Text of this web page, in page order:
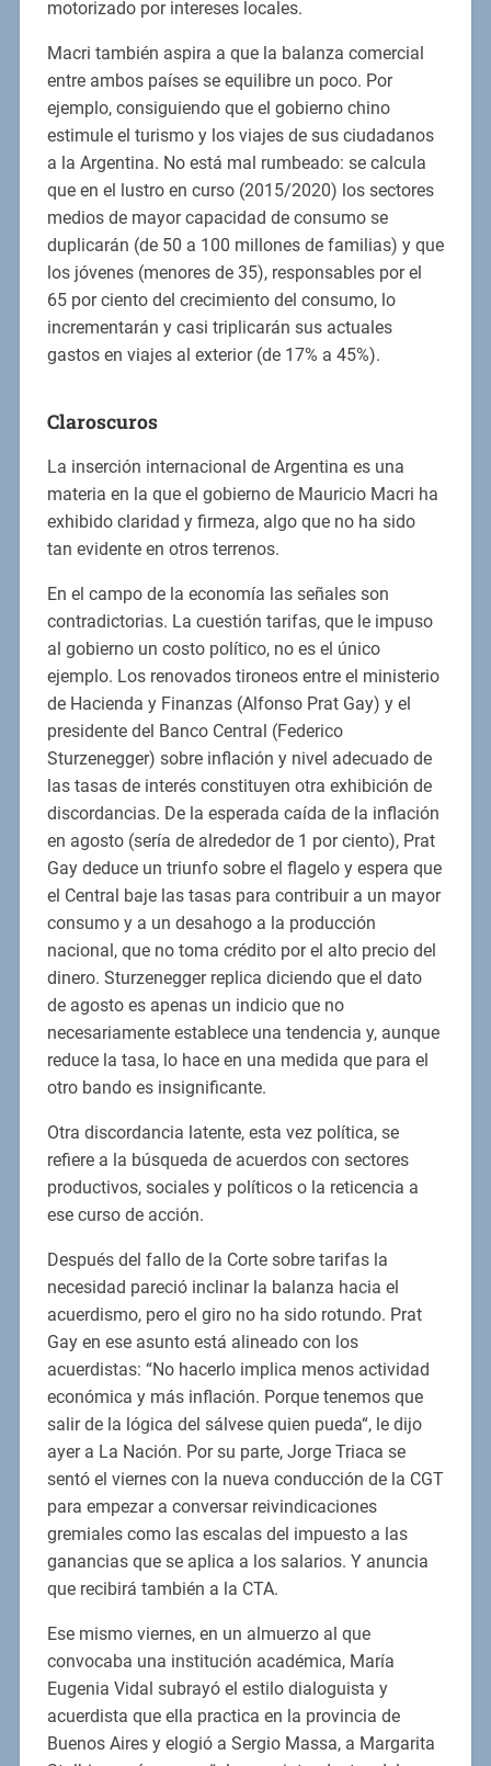
motorizado por intereses locales.
Macri también aspira a que la balanza comercial
entre ambos países se equilibre un poco. Por
ejemplo, consiguiendo que el gobierno chino
estimule el turismo y los viajes de sus ciudadanos
a la Argentina. No está mal rumbeado: se calcula
que en el lustro en curso (2015/2020) los sectores
medios de mayor capacidad de consumo se
duplicarán (de 50 a 100 millones de familias) y que
los jóvenes (menores de 35), responsables por el
65 por ciento del crecimiento del consumo, lo
incrementarán y casi triplicarán sus actuales
gastos en viajes al exterior (de 17% a 45%).
Claroscuros
La inserción internacional de Argentina es una
materia en la que el gobierno de Mauricio Macri ha
exhibido claridad y firmeza, algo que no ha sido
tan evidente en otros terrenos.
En el campo de la economía las señales son
contradictorias. La cuestión tarifas, que le impuso
al gobierno un costo político, no es el único
ejemplo. Los renovados tironeos entre el ministerio
de Hacienda y Finanzas (Alfonso Prat Gay) y el
presidente del Banco Central (Federico
Sturzenegger) sobre inflación y nivel adecuado de
las tasas de interés constituyen otra exhibición de
discordancias. De la esperada caída de la inflación
en agosto (sería de alrededor de 1 por ciento), Prat
Gay deduce un triunfo sobre el flagelo y espera que
el Central baje las tasas para contribuir a un mayor
consumo y a un desahogo a la producción
nacional, que no toma crédito por el alto precio del
dinero. Sturzenegger replica diciendo que el dato
de agosto es apenas un indicio que no
necesariamente establece una tendencia y, aunque
reduce la tasa, lo hace en una medida que para el
otro bando es insignificante.
Otra discordancia latente, esta vez política, se
refiere a la búsqueda de acuerdos con sectores
productivos, sociales y políticos o la reticencia a
ese curso de acción.
Después del fallo de la Corte sobre tarifas la
necesidad pareció inclinar la balanza hacia el
acuerdismo, pero el giro no ha sido rotundo. Prat
Gay en ese asunto está alineado con los
acuerdistas: “No hacerlo implica menos actividad
económica y más inflación. Porque tenemos que
salir de la lógica del sálvese quien pueda“, le dijo
ayer a La Nación. Por su parte, Jorge Triaca se
sentó el viernes con la nueva conducción de la CGT
para empezar a conversar reivindicaciones
gremiales como las escalas del impuesto a las
ganancias que se aplica a los salarios. Y anuncia
que recibirá también a la CTA.
Ese mismo viernes, en un almuerzo al que
convocaba una institución académica, María
Eugenia Vidal subrayó el estilo dialoguista y
acuerdista que ella practica en la provincia de
Buenos Aires y elogió a Sergio Massa, a Margarita